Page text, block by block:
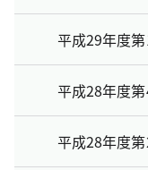
平成29年度
平成28年度
平成28年度